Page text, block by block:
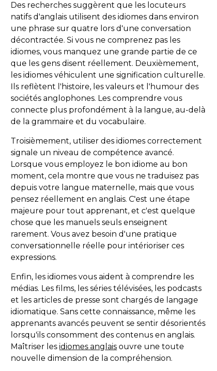
Des recherches suggèrent que les locuteurs
natifs d'anglais utilisent des idiomes dans environ
une phrase sur quatre lors d'une conversation
décontractée. Si vous ne comprenez pas les
idiomes, vous manquez une grande partie de ce
que les gens disent réellement. Deuxièmement,
les idiomes véhiculent une signification culturelle.
Ils reflètent l'histoire, les valeurs et l'humour des
sociétés anglophones. Les comprendre vous
connecte plus profondément à la langue, au-delà
de la grammaire et du vocabulaire.
Troisièmement, utiliser des idiomes correctement
signale un niveau de compétence avancé.
Lorsque vous employez le bon idiome au bon
moment, cela montre que vous ne traduisez pas
depuis votre langue maternelle, mais que vous
pensez réellement en anglais. C'est une étape
majeure pour tout apprenant, et c'est quelque
chose que les manuels seuls enseignent
rarement. Vous avez besoin d'une pratique
conversationnelle réelle pour intérioriser ces
expressions.
Enfin, les idiomes vous aident à comprendre les
médias. Les films, les séries télévisées, les podcasts
et les articles de presse sont chargés de langage
idiomatique. Sans cette connaissance, même les
apprenants avancés peuvent se sentir désorientés
lorsqu'ils consomment des contenus en anglais.
Maîtriser lesidiomes anglais ouvre une toute
nouvelle dimension de la compréhension.